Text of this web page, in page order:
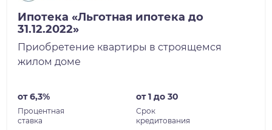
Ипотека «Льготная ипотека до
31.12.2022»
Приобретение квартиры в строящемся
жилом доме
от 6,3%
Процентная
ставка
от 1 до 30
Срок
кредитования